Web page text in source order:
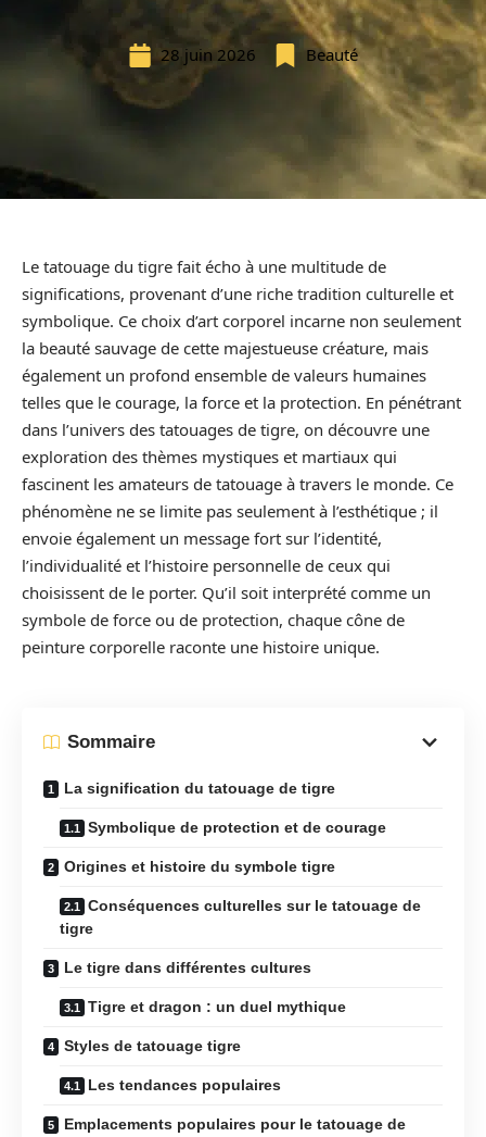
28 juin 2026 Beauté
Le tatouage du tigre fait écho à une multitude de
significations, provenant d’une riche tradition culturelle et
symbolique. Ce choix d’art corporel incarne non seulement
la beauté sauvage de cette majestueuse créature, mais
également un profond ensemble de valeurs humaines
telles que le courage, la force et la protection. En pénétrant
dans l’univers des tatouages de tigre, on découvre une
exploration des thèmes mystiques et martiaux qui
fascinent les amateurs de tatouage à travers le monde. Ce
phénomène ne se limite pas seulement à l’esthétique ; il
envoie également un message fort sur l’identité,
l’individualité et l’histoire personnelle de ceux qui
choisissent de le porter. Qu’il soit interprété comme un
symbole de force ou de protection, chaque cône de
peinture corporelle raconte une histoire unique.
Sommaire
La signification du tatouage de tigre
Symbolique de protection et de courage
Origines et histoire du symbole tigre
Conséquences culturelles sur le tatouage de
tigre
Le tigre dans différentes cultures
Tigre et dragon : un duel mythique
Styles de tatouage tigre
Les tendances populaires
Emplacements populaires pour le tatouage de